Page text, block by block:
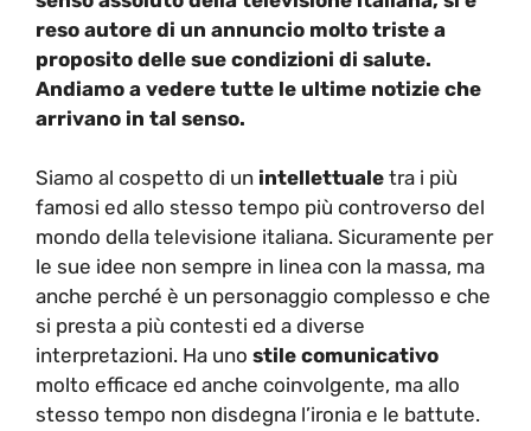
reso autore di un annuncio molto triste a
proposito delle sue condizioni di salute.
Andiamo a vedere tutte le ultime notizie che
arrivano in tal senso.
Siamo al cospetto di un intellettuale tra i più
famosi ed allo stesso tempo più controverso del
mondo della televisione italiana. Sicuramente per
le sue idee non sempre in linea con la massa, ma
anche perché è un personaggio complesso e che
si presta a più contesti ed a diverse
interpretazioni. Ha uno stile comunicativo
molto efficace ed anche coinvolgente, ma allo
stesso tempo non disdegna l’ironia e le battute.